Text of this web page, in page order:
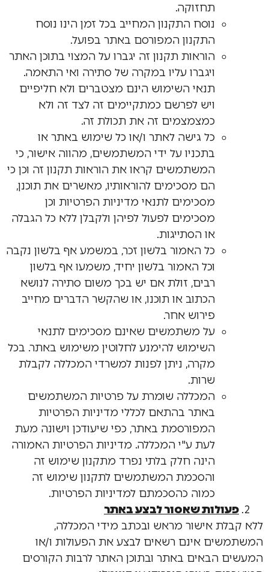
תחזוקה.
נוסח התקנון המחייב בכל זמן הינו נוסח
התקנון המפורסם באתר בפועל.
הוראות תקנון זה יגברו על המצוי בתוכן האתר
ויגברו עליו במקרה של סתירה ואי התאמה.
תנאי השימוש הינם מצטברים ולא חליפיים
ויש לפרשם כמתקיימים זה לצד זה ולא
כמצמצמים זה את תכולת זה.
כל גישה לאתר ו/או כל שימוש באתר או
בתכניו על ידי המשתמשים, מהווה אישור, כי
המשתמשים קראו את הוראות תקנון זה וכן כי
הם מסכימים להוראותיו, מאשרים את תוכנן,
מסכימים לתנאי מדיניות הפרטיות וכן
מסכימים לפעול לפיהן ולקבלן ללא כל הגבלה
או הסתייגות.
כל האמור בלשון זכר, במשמע אף בלשון נקבה
וכל האמור בלשון יחיד, משמעו אף בלשון
רבים, זולת אם יש בכך משום סתירה לנושא
הכתוב או תוכנו, או שהקשר הדברים מחייב
פירוש אחר.
על משתמשים שאינם מסכימים לתנאי
השימוש להימנע לחלוטין משימוש באתר. בכל
מקרה, ניתן לפנות למשרדי המכללה לקבלת
שרות.
המכללה שומרת על פרטיות המשתמשים
באתר בהתאם לכללי מדיניות הפרטיות
המפורסמת באתר, כפי שיעודכן וישונה מעת
לעת ע"י המכללה. מדיניות הפרטיות האמורה
הינה חלק בלתי נפרד מתקנון שימוש זה
והסכמת המשתמשים לתקנון שימוש זה
כמוה כהסכמתם למדיניות הפרטיות.
פעולות שאסור לבצע באתר
ללא קבלת אישור מראש ובכתב מידי המכללה,
המשתמשים אינם רשאים לבצע את הפעולות ו/או
המעשים הבאים באתר ובתוכן האתר לרבות הקורסים